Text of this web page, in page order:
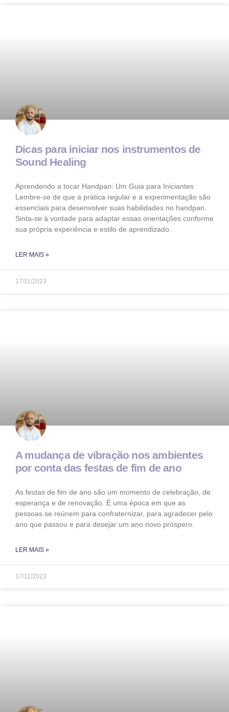
Dicas para iniciar nos instrumentos de
Sound Healing
Aprendendo a tocar Handpan: Um Guia para Iniciantes
Lembre-se de que a prática regular e a experimentação são
essenciais para desenvolver suas habilidades no handpan.
Sinta-se à vontade para adaptar essas orientações conforme
sua própria experiência e estilo de aprendizado.
LER MAIS »
17/11/2023
A mudança de vibração nos ambientes
por conta das festas de fim de ano
As festas de fim de ano são um momento de celebração, de
esperança e de renovação. É uma época em que as
pessoas se reúnem para confraternizar, para agradecer pelo
ano que passou e para desejar um ano novo próspero.
LER MAIS »
17/11/2023